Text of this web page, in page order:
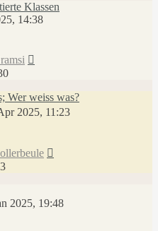
Klassen
14:38
Wer weiss was?
2025, 11:23
2025, 19:48